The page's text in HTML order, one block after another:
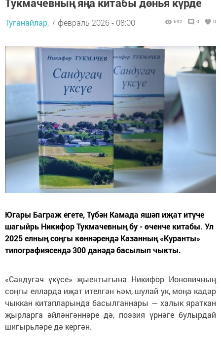
Туганайлар, 7 февраль 2026 - 08:00 692 0 0
Югары Баграж егете, Түбән Камада яшәп иҗат итүче
шагыйрь Никифор Тукмачевның бу - өченче китабы. Ул
2025 елның соңгы көннәрендә Казанның «Куранты»
типографиясендә 300 данәдә басылып чыкты.
«Сандугач үкүсе» җыентыгына Никифор Ионовичның
соңгы елларда иҗат ителгән һәм, шулай ук, моңа кадәр
чыккан китапларында басылганнары — халык яраткан
җырларга әйләнгәннәре дә, поэзия үрнәге булырдай
шигырьләре дә кергән.